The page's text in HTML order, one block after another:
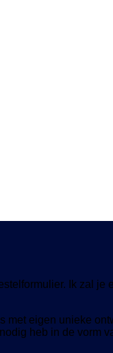
Ik zal
eigen unieke
heb in de vorm